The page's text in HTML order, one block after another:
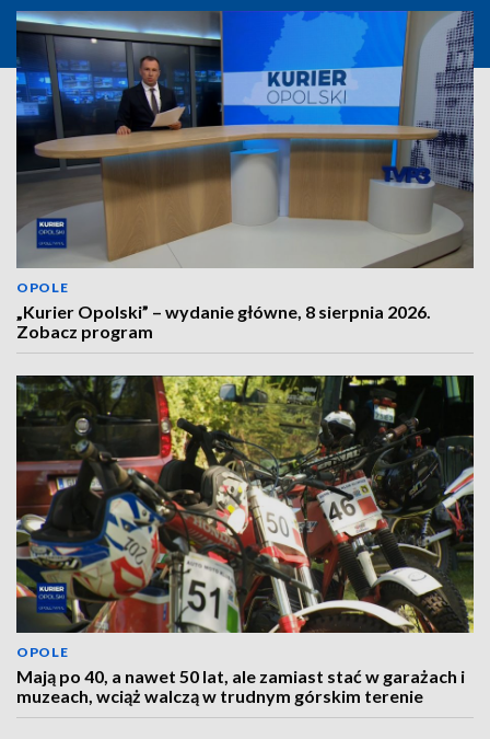
OPOLE
„Kurier Opolski” – wydanie główne, 8 sierpnia 2026.
Zobacz program
OPOLE
Mają po 40, a nawet 50 lat, ale zamiast stać w garażach i
muzeach, wciąż walczą w trudnym górskim terenie